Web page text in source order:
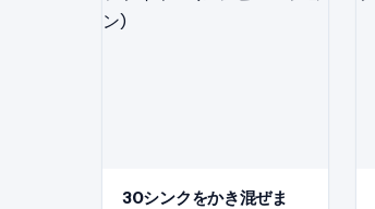
30シンクをかき混ぜま